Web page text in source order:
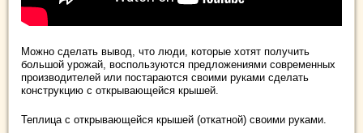
Можно сделать вывод, что люди, которые хотят получить
большой урожай, воспользуются предложениями современных
производителей или постараются своими руками сделать
конструкцию с открывающейся крышей.
Теплица с открывающейся крышей (откатной) своими руками.